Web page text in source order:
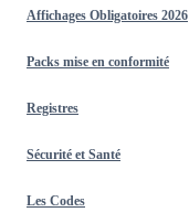
Affichages Obligatoires 2026
Packs mise en conformité
Registres
Sécurité et Santé
Les Codes